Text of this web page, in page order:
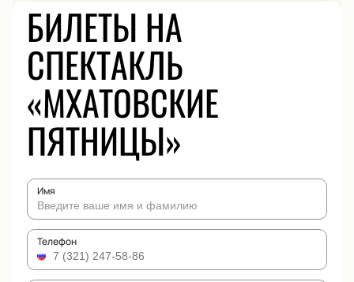
БИЛЕТЫ НА
СПЕКТАКЛЬ
«МХАТОВСКИЕ
ПЯТНИЦЫ»
Имя
Телефон